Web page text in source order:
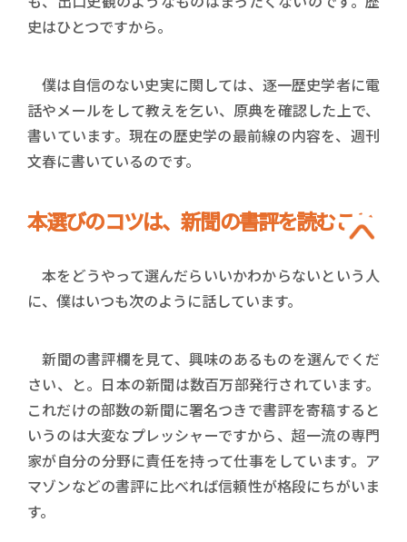
史はひとつですから。
僕は自信のない史実に関しては、逐一歴史学者に電
話やメールをして教えを乞い、原典を確認した上で、
書いています。現在の歴史学の最前線の内容を、週刊
文春に書いているのです。
本選びのコツは、新聞の書評を読むこと
本をどうやって選んだらいいかわからないという人
に、僕はいつも次のように話しています。
新聞の書評欄を見て、興味のあるものを選んでくだ
さい、と。日本の新聞は数百万部発行されています。
これだけの部数の新聞に署名つきで書評を寄稿すると
いうのは大変なプレッシャーですから、超一流の専門
家が自分の分野に責任を持って仕事をしています。ア
マゾンなどの書評に比べれば信頼性が格段にちがいま
す。